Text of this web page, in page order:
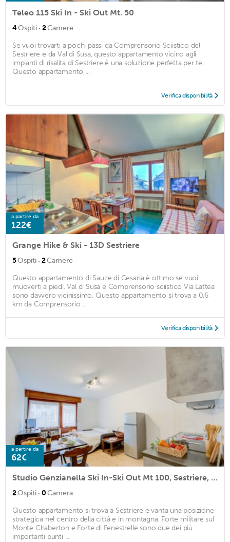
Teleo 115 Ski In - Ski Out Mt. 50
4Ospiti · 2Camere
Se vuoi trovarti a pochi passi da Comprensorio Sciistico del
Sestriere e da Val di Susa, questo appartamento vicino agli
impianti di risalita di Sestriere è una soluzione perfetta per te.
Questo appartamento ...
Verifica disponibilità
a partire da
122€
Grange Hike & Ski - 13D Sestriere
5Ospiti · 2Camere
Questo appartamento di Sauze di Cesana è ottimo se vuoi
muoverti a piedi. Val di Susa e Comprensorio sciistico Via Lattea
sono davvero vicinissimo. Questo appartamento si trova a 0,6
km da Comprensorio ...
Verifica disponibilità
a partire da
62€
Studio Genzianella Ski In-Ski Out Mt 100, Sestriere, Italy
2Ospiti · 0Camera
Questo appartamento si trova a Sestriere e vanta una posizione
strategica nel centro della città e in montagna. Forte militare sul
Monte Chaberton e Forte di Fenestrelle sono due dei più
importanti punti ...